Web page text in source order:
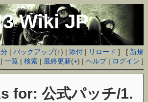
Wiki JP
|バックアップ(+) |添付 | リロード ] [ 新規
|一覧 |検索 |最終更新(+) |ヘルプ| ログイン ]
for: 公式パッチ/1.